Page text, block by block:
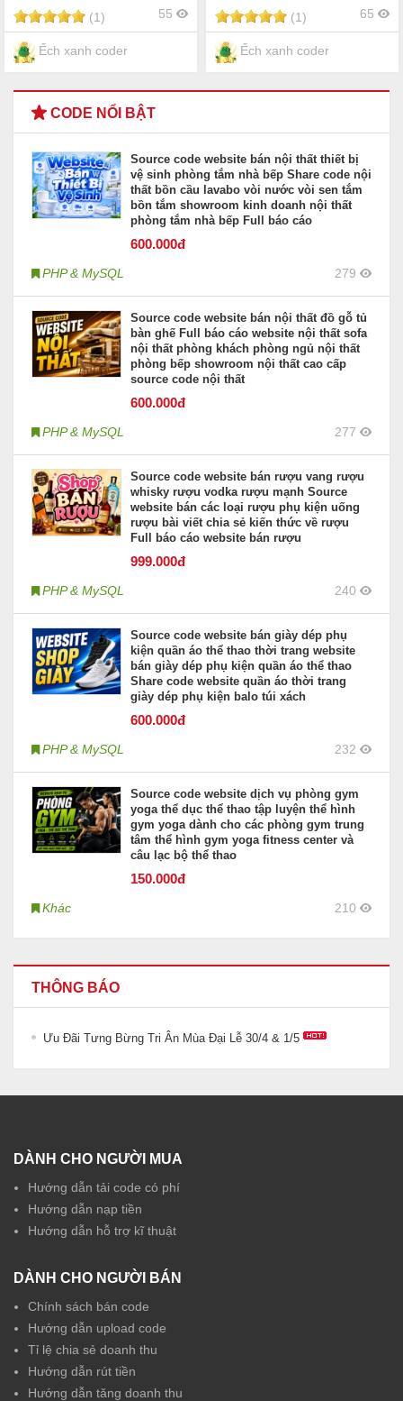
(1) 55
Ếch xanh coder
(1) 65
Ếch xanh coder
CODE NỔI BẬT
Source code website bán nội thất thiết bị
vệ sinh phòng tắm nhà bếp Share code nội
thất bồn cầu lavabo vòi nước vòi sen tắm
bồn tắm showroom kinh doanh nội thất
phòng tắm nhà bếp Full báo cáo
600.000đ
PHP & MySQL 279
Source code website bán nội thất đồ gỗ tủ
bàn ghế Full báo cáo website nội thất sofa
nội thất phòng khách phòng ngủ nội thất
phòng bếp showroom nội thất cao cấp
source code nội thất
600.000đ
PHP & MySQL 277
Source code website bán rượu vang rượu
whisky rượu vodka rượu mạnh Source
website bán các loại rượu phụ kiện uống
rượu bài viết chia sẻ kiến thức về rượu
Full báo cáo website bán rượu
999.000đ
PHP & MySQL 240
Source code website bán giày dép phụ
kiện quần áo thể thao thời trang website
bán giày dép phụ kiện quần áo thể thao
Share code website quần áo thời trang
giày dép phụ kiện balo túi xách
600.000đ
PHP & MySQL 232
Source code website dịch vụ phòng gym
yoga thể dục thể thao tập luyện thể hình
gym yoga dành cho các phòng gym trung
tâm thể hình gym yoga fitness center và
câu lạc bộ thể thao
150.000đ
Khác 210
THÔNG BÁO
Ưu Đãi Tưng Bừng Tri Ân Mùa Đại Lễ 30/4 & 1/5
DÀNH CHO NGƯỜI MUA
Hướng dẫn tải code có phí
Hướng dẫn nạp tiền
Hướng dẫn hỗ trợ kĩ thuật
DÀNH CHO NGƯỜI BÁN
Chính sách bán code
Hướng dẫn upload code
Tỉ lệ chia sẻ doanh thu
Hướng dẫn rút tiền
Hướng dẫn tăng doanh thu